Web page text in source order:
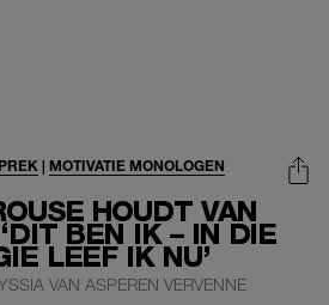
HOUDT VAN
BEN IK – IN DIE
LEEF IK NU’
| MOTIVATIE MONOLOGEN
VAN ASPEREN VERVENNE